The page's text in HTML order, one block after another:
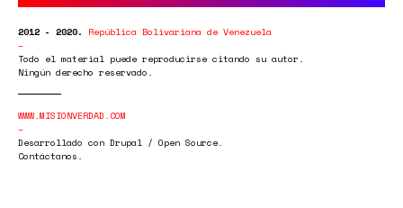
2012 - 2020. República Bolivariana de Venezuela
Todo el material puede reproducirse citando su autor.
Ningún derecho reservado.
WWW.MISIONVERDAD.COM
Desarrollado con Drupal / Open Source.
Contáctanos.